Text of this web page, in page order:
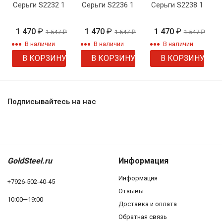
Серьги S2232 1
1 470 ₽ 1 547₽
В наличии
В КОРЗИНУ
Серьги S2236 1
1 470₽ 1 547₽
В наличии
В КОРЗИНУ
Серьги S2238 1
1 470 ₽ 1 547₽
В наличии
В КОРЗИНУ
Подписывайтесь на нас
GoldSteel.ru
+7926-502-40-45
10:00—19:00
Информация
Информация
Отзывы
Доставка и оплата
Обратная связь